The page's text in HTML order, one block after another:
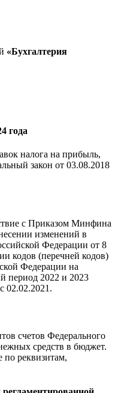
«Бухгалтерия
года
налога на прибыль,
закон от 03.08.2018
с Приказом Минфина
изменений в
Федерации от 8
кодов (перечней кодов)
Федерации на
период 2022 и 2023
02.02.2021.
счетов Федерального
средств в бюджет.
по реквизитам,